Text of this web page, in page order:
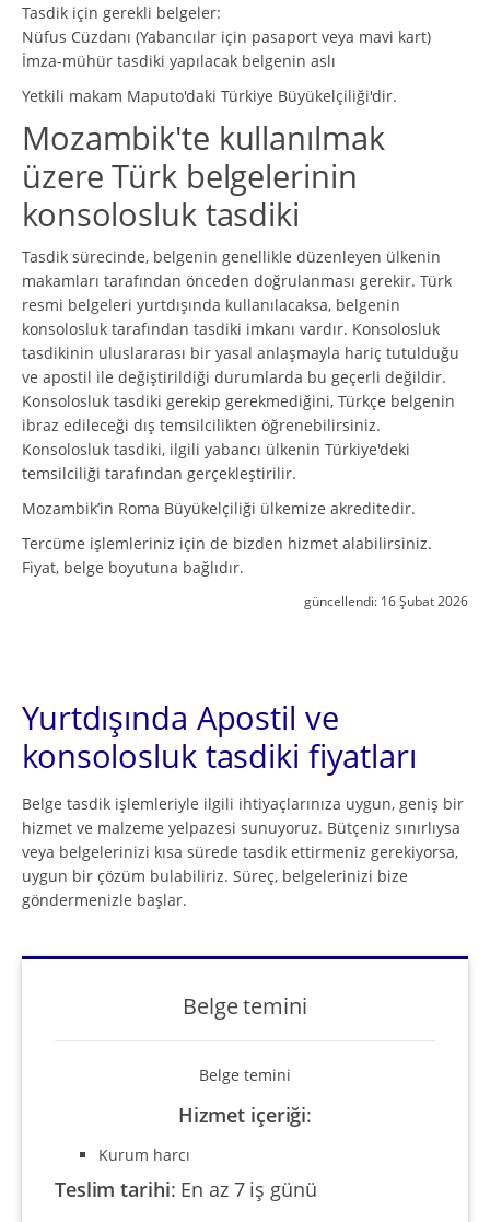
Tasdik için gerekli belgeler:
Nüfus Cüzdanı (Yabancılar için pasaport veya mavi kart)
İmza-mühür tasdiki yapılacak belgenin aslı
Yetkili makam Maputo'daki Türkiye Büyükelçiliği'dir.
Mozambik'te kullanılmak
üzere Türk belgelerinin
konsolosluk tasdiki
Tasdik sürecinde, belgenin genellikle düzenleyen ülkenin
makamları tarafından önceden doğrulanması gerekir. Türk
resmi belgeleri yurtdışında kullanılacaksa, belgenin
konsolosluk tarafından tasdiki imkanı vardır. Konsolosluk
tasdikinin uluslararası bir yasal anlaşmayla hariç tutulduğu
ve apostil ile değiştirildiği durumlarda bu geçerli değildir.
Konsolosluk tasdiki gerekip gerekmediğini, Türkçe belgenin
ibraz edileceği dış temsilcilikten öğrenebilirsiniz.
Konsolosluk tasdiki, ilgili yabancı ülkenin Türkiye'deki
temsilciliği tarafından gerçekleştirilir.
Mozambik’in Roma Büyükelçiliği ülkemize akreditedir.
Tercüme işlemleriniz için de bizden hizmet alabilirsiniz.
Fiyat, belge boyutuna bağlıdır.
güncellendi: 16 Şubat 2026
Yurtdışında Apostil ve
konsolosluk tasdiki fiyatları
Belge tasdik işlemleriyle ilgili ihtiyaçlarınıza uygun, geniş bir
hizmet ve malzeme yelpazesi sunuyoruz. Bütçeniz sınırlıysa
veya belgelerinizi kısa sürede tasdik ettirmeniz gerekiyorsa,
uygun bir çözüm bulabiliriz. Süreç, belgelerinizi bize
göndermenizle başlar.
Belge temini
Belge temini
Hizmet içeriği:
Kurum harcı
Teslim tarihi: En az 7 iş günü